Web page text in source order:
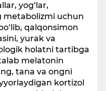
yog‘lar,
metabolizmi uchun
qalqonsimon
yurak va
holatni tartibga
melatonin
tana va ongni
kortizol